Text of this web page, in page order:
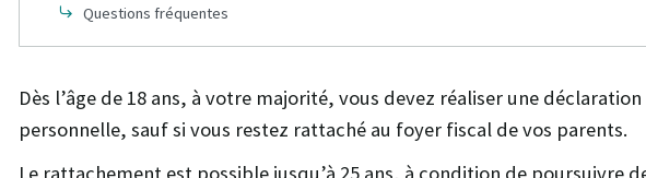
Questions fréquentes
Dès l’âge de 18 ans, à votre majorité, vous devez réaliser une
personnelle, sauf si vous restez rattaché au foyer fiscal de vos parents.
Le rattachement est possible jusqu’à 25 ans, à condition de poursuivre